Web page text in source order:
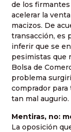
de los
acelerar la
macizos. De
transacción, es
inferir que se
pesimistas que
Bolsa de
problema
comprador
tan mal augurio.
Mentiras, no:
La oposición